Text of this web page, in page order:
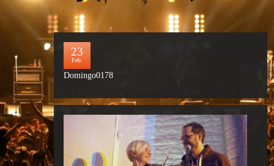
23
Feb.
Domingo0178